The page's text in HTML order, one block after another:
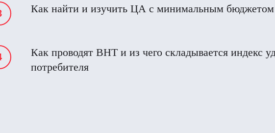
Как найти и изучить ЦА с минимальным бюджетом
Как проводят BHT и из чего складывается индекс
потребителя